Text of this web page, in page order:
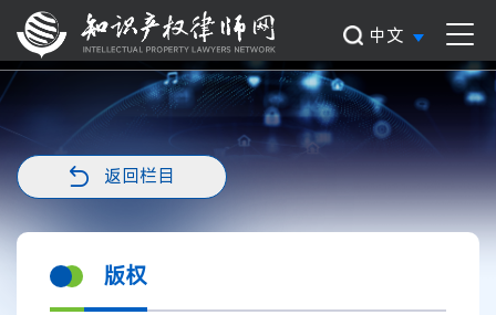
中文
返回栏目
版权